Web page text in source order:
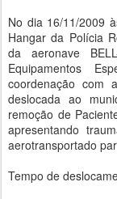
No dia 16/11/2009
Hangar da Polícia
da aeronave
Equipamentos
coordenação com
deslocada ao
remoção de
apresentando
aerotransportado
Tempo de